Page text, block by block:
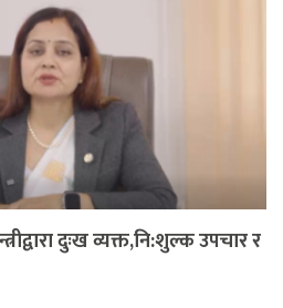
दुःख व्यक्त,नि:शुल्क उपचार र